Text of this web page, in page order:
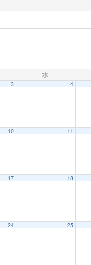
水
3 4
10 11
17 18
24 25